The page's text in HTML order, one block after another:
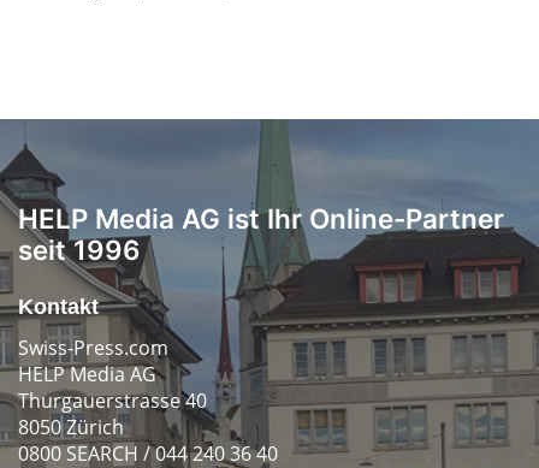
HELP Media AG ist Ihr Online-Partner
seit 1996
Kontakt
Swiss-Press.com
HELP Media AG
Thurgauerstrasse 40
8050 Zürich
0800 SEARCH / 044 240 36 40